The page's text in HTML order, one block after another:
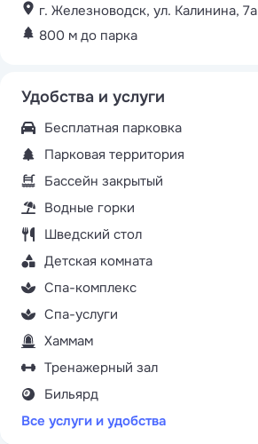
г. Железноводск, ул. Калинина, 7а
800 м до парка
Удобства и услуги
Бесплатная парковка
Парковая территория
Бассейн закрытый
Водные горки
Шведский стол
Детская комната
Спа-комплекс
Спа-услуги
Хаммам
Тренажерный зал
Бильярд
Все услуги и удобства